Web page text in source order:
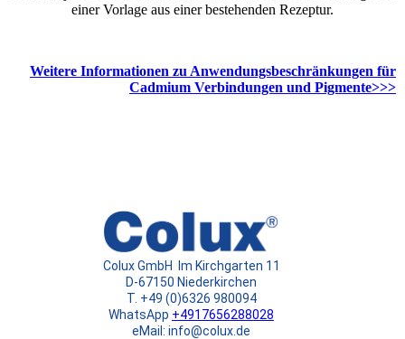
einer Vorlage aus einer bestehenden Rezeptur.
Weitere Informationen zu Anwendungsbeschränkungen für
Cadmium Verbindungen und Pigmente>>>
Colux GmbH Im Kirchgarten 11
D-67150 Niederkirchen
T. +49 (0)6326 980094
WhatsApp +4917656288028
eMail: info@colux.de